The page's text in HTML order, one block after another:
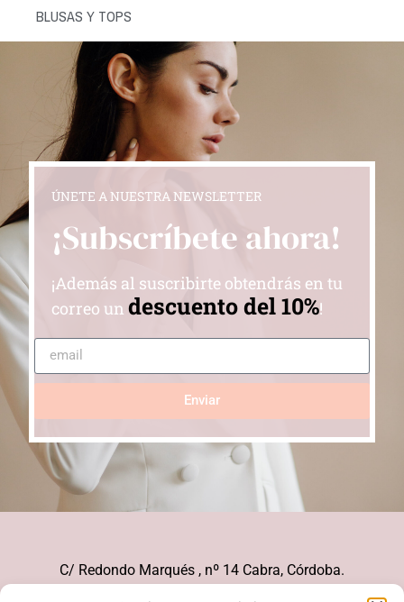
BLUSAS Y TOPS
ÚNETE A NUESTRA NEWSLETTER
¡Subscríbete ahora!
¡Además al suscribirte obtendrás en tu
correo un descuento del 10%!
Enviar
C/ Redondo Marqués , nº 14 Cabra, Córdoba.